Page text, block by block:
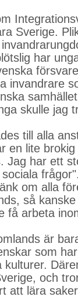
Sverige.
har
invandrare
skulle jag
till alla
en lite
Jag har ett
om alla
så
få arbeta
är
som
och
att lära